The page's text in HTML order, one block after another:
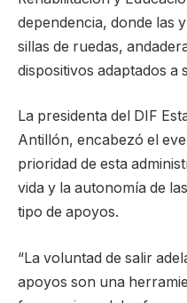
dependencia, donde las
sillas de ruedas,
dispositivos adaptados a
La presidenta del DIF
Antillón, encabezó el
prioridad de esta
vida y la autonomía de
tipo de apoyos.
“La voluntad de salir
apoyos son una